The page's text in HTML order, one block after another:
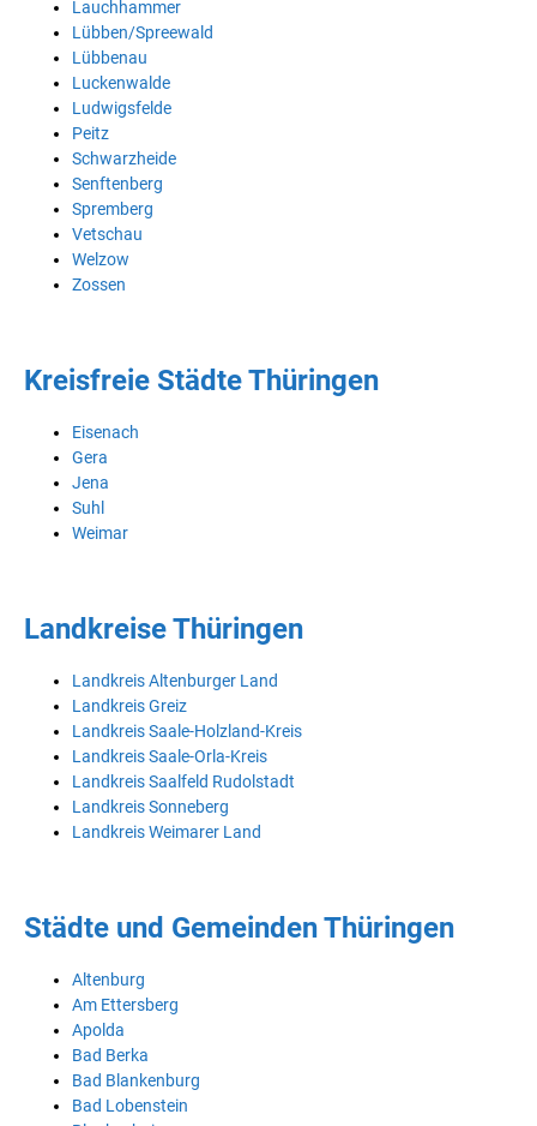
Lauchhammer
Lübben/Spreewald
Lübbenau
Luckenwalde
Ludwigsfelde
Peitz
Schwarzheide
Senftenberg
Spremberg
Vetschau
Welzow
Zossen
Kreisfreie Städte Thüringen
Eisenach
Gera
Jena
Suhl
Weimar
Landkreise Thüringen
Landkreis Altenburger Land
Landkreis Greiz
Landkreis Saale-Holzland-Kreis
Landkreis Saale-Orla-Kreis
Landkreis Saalfeld Rudolstadt
Landkreis Sonneberg
Landkreis Weimarer Land
Städte und Gemeinden Thüringen
Altenburg
Am Ettersberg
Apolda
Bad Berka
Bad Blankenburg
Bad Lobenstein